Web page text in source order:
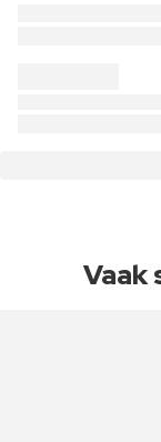
Vaak